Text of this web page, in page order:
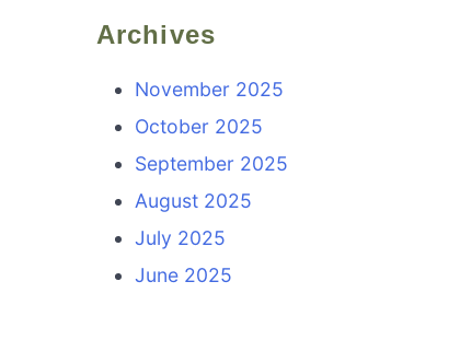
Archives
November 2025
October 2025
September 2025
August 2025
July 2025
June 2025